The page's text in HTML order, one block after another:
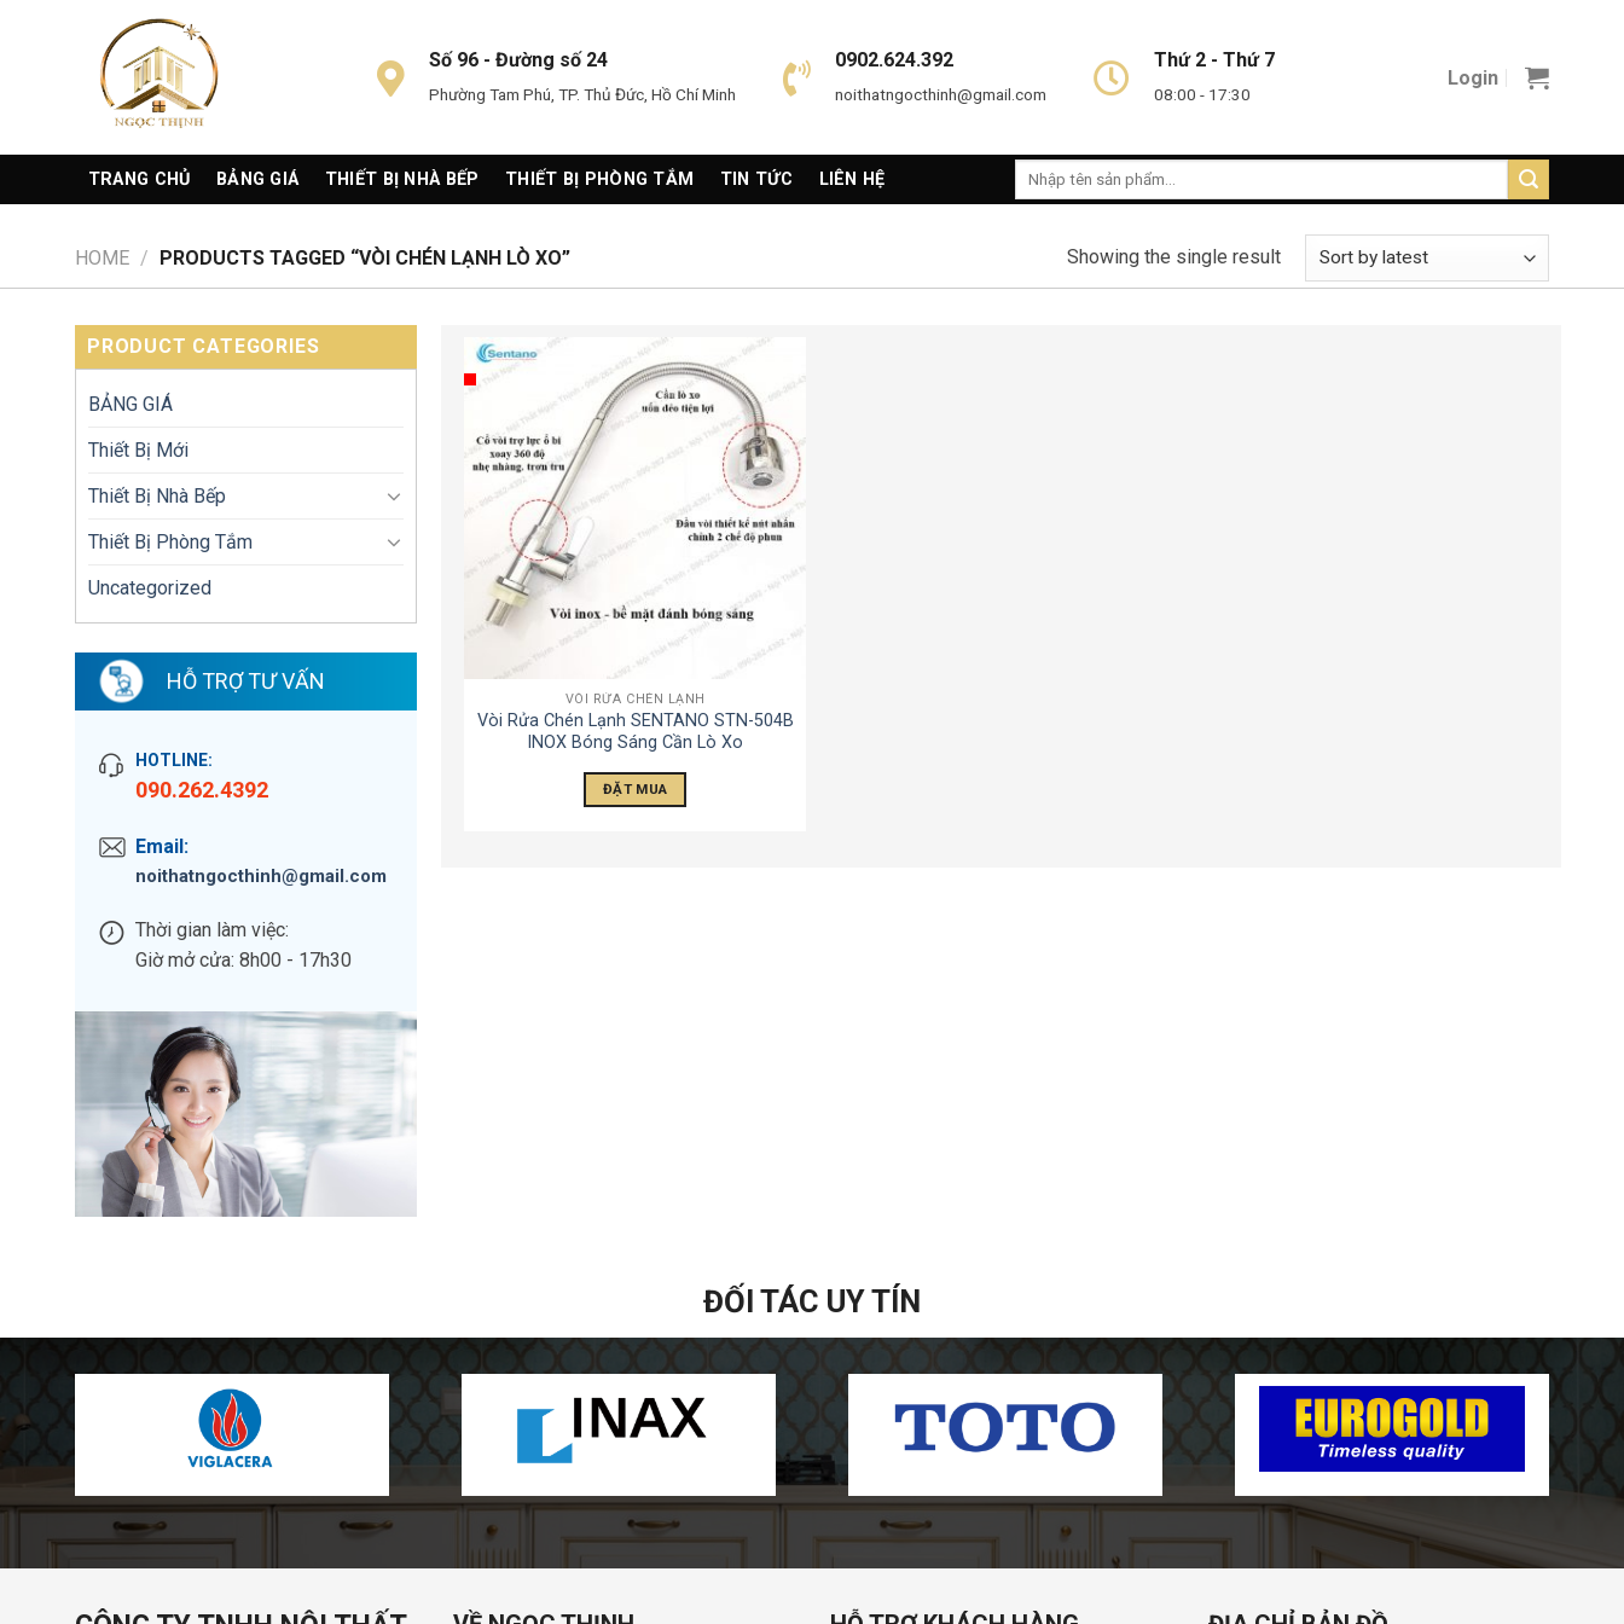
Số 96 - Đường số 24
Phường Tam Phú, TP. Thủ Đức, Hồ Chí Minh
0902.624.392
noithatngocthinh@gmail.com
Thứ 2 - Thứ 7
08:00 - 17:30
Login
TRANG CHỦ BẢNG GIÁ THIẾT BỊ NHÀ BẾP THIẾT BỊ PHÒNG TẮM TIN TỨC LIÊN HỆ
Search
HOME / PRODUCTS TAGGED “VÒI CHÉN LẠNH LÒ XO” Showing the single result
PRODUCT CATEGORIES
BẢNG GIÁ
Thiết Bị Mới
Thiết Bị Nhà Bếp
Thiết Bị Phòng Tắm
Uncategorized
HỖ TRỢ TƯ VẤN
HOTLINE:
090.262.4392
Email:
noithatngocthinh@gmail.com
Thời gian làm việc:
Giờ mở cửa: 8h00 - 17h30
VÒI RỬA CHÉN LẠNH
Vòi Rửa Chén Lạnh SENTANO STN-504B
INOX Bóng Sáng Cần Lò Xo
ĐẶT MUA
ĐỐI TÁC UY TÍN